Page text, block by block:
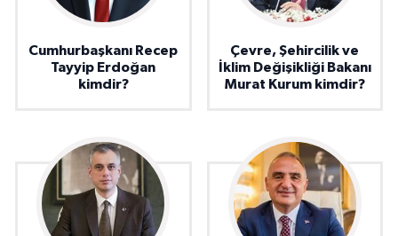
Cumhurbaşkanı Recep
Tayyip Erdoğan
kimdir?
Çevre, Şehircilik ve
İklim Değişikliği Bakanı
Murat Kurum kimdir?